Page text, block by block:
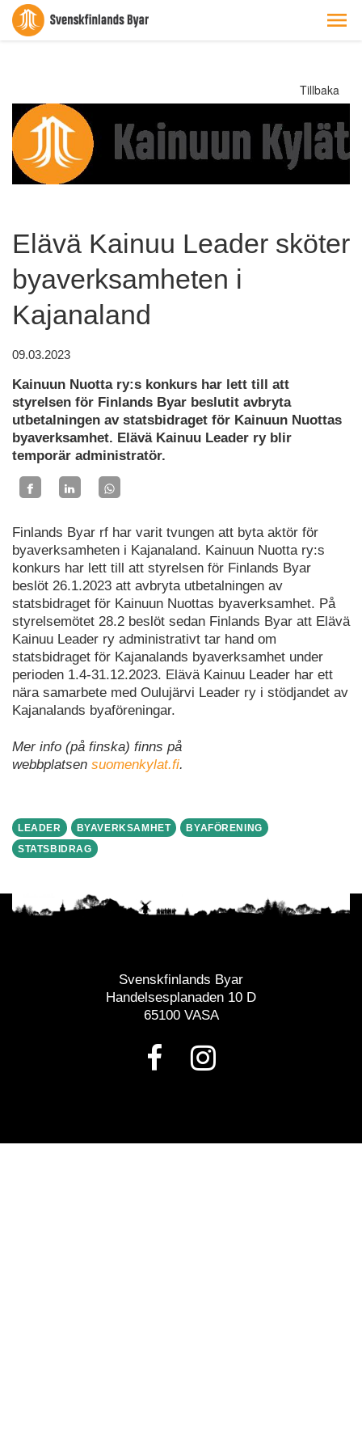
Tillbaka
LEADER BYAVERKSAMHET
BYAFÖRENING
STATSBIDRAG
Elävä Kainuu Leader sköter
byaverksamheten i
Kajanaland
09.03.2023
Kainuun Nuotta ry:s konkurs har lett till att
styrelsen för Finlands Byar beslutit avbryta
utbetalningen av statsbidraget för Kainuun Nuottas
byaverksamhet. Elävä Kainuu Leader ry blir
temporär administratör.
Finlands Byar rf har varit tvungen att byta aktör för
byaverksamheten i Kajanaland. Kainuun Nuotta ry:s
konkurs har lett till att styrelsen för Finlands Byar
beslöt 26.1.2023 att avbryta utbetalningen av
statsbidraget för Kainuun Nuottas byaverksamhet. På
styrelsemötet 28.2 beslöt sedan Finlands Byar att Elävä
Kainuu Leader ry administrativt tar hand om
statsbidraget för Kajanalands byaverksamhet under
perioden 1.4-31.12.2023. Elävä Kainuu Leader har ett
nära samarbete med Oulujärvi Leader ry i stödjandet av
Kajanalands byaföreningar.
Mer info (på finska) finns på
webbplatsen suomenkylat.fi.
Svenskfinlands Byar
Handelsesplanaden 10 D
65100 VASA